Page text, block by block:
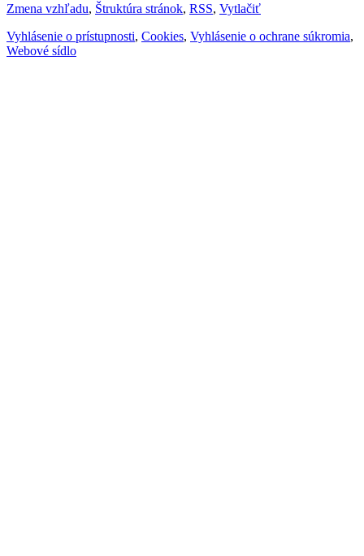
Zmena vzhľadu, Štruktúra stránok, RSS, Vytlačiť
Vyhlásenie o prístupnosti, Cookies, Vyhlásenie o ochrane súkromia,
Webové sídlo